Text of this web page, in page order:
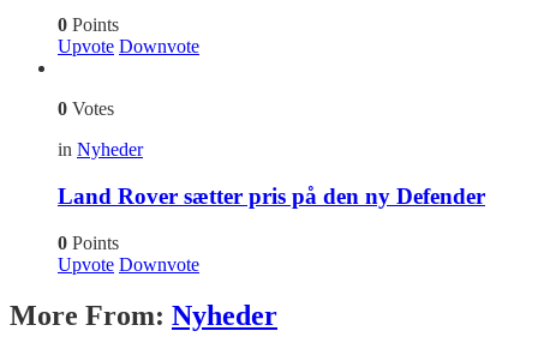
0 Points
Upvote Downvote
0 Votes
in Nyheder
Land Rover sætter pris på den ny Defender
0 Points
Upvote Downvote
More From: Nyheder